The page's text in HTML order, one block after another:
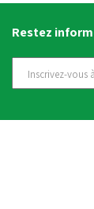
Restez